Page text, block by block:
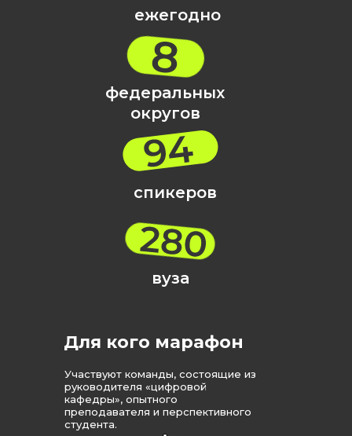
ежегодно
федеральных
округов
вуза
спикеров
Для кого марафон
Участвуют команды, состоящие из
руководителя «цифровой
кафедры», опытного
преподавателя и перспективного
студента.